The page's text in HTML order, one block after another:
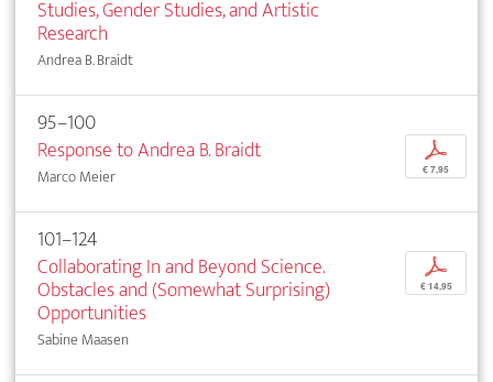
Studies, Gender Studies, and Artistic
Research
Andrea B. Braidt
95–100
Response to Andrea B. Braidt
Marco Meier
p
€ 7,95
101–124
Collaborating In and Beyond Science.
Obstacles and (Somewhat Surprising)
Opportunities
Sabine Maasen
p
€ 14,95